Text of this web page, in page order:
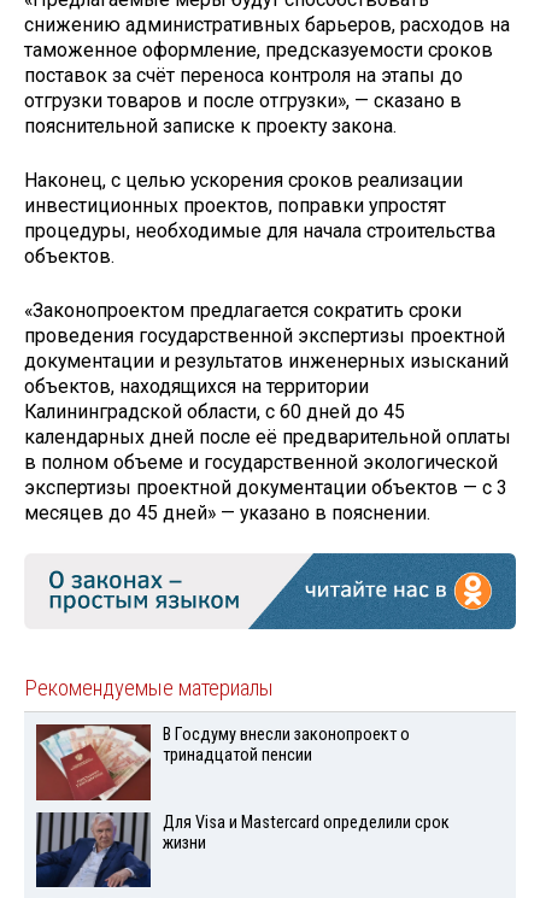
снижению административных барьеров, расходов на
таможенное оформление, предсказуемости сроков
поставок за счёт переноса контроля на этапы до
отгрузки товаров и после отгрузки», — сказано в
пояснительной записке к проекту закона.
Наконец, с целью ускорения сроков реализации
инвестиционных проектов, поправки упростят
процедуры, необходимые для начала строительства
объектов.
«Законопроектом предлагается сократить сроки
проведения государственной экспертизы проектной
документации и результатов инженерных изысканий
объектов, находящихся на территории
Калининградской области, с 60 дней до 45
календарных дней после её предварительной оплаты
в полном объеме и государственной экологической
экспертизы проектной документации объектов — с 3
месяцев до 45 дней» — указано в пояснении.
Рекомендуемые материалы
В Госдуму внесли законопроект о
тринадцатой пенсии
Для Visа и Mastercard определили срок
жизни